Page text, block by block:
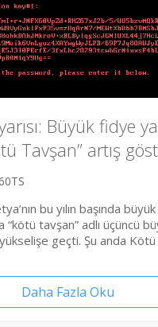
Büyük fidye
Tavşan” artış
bu yılın başında
“kötü tavşan” adlı üçüncü
yükselişe geçti. Şu anda
Daha Fazla Oku